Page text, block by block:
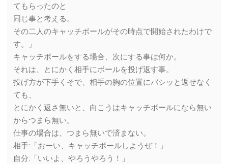
てもらったのと
同じ事と考える。
その二人のキャッチボールがその時点で開始されたわけで
す。」
キャッチボールをする場合、次にする事は何か。
それは、とにかく相手にボールを投げ返す事。
投げ方が下手くそで、相手の胸の位置にバシッと返せなく
ても、
とにかく返さ無いと、向こうはキャッチボールになら無い
からつまら無い。
仕事の場合は、つまら無いで済まない。
相手:「おーい、キャッチボールしようぜ！」
自分:「いいよ、やろうやろう！」